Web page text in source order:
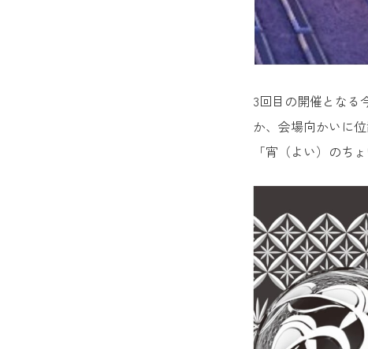
3回目の開催となる
か、会場向かいに
「宵（よい）のち